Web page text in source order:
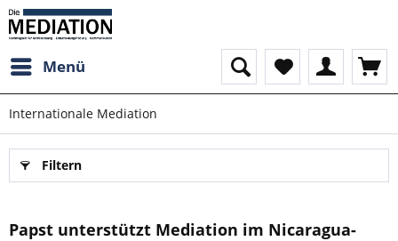
Menü
Internationale Mediation
Filtern
Papst unterstützt Mediation im Nicaragua-